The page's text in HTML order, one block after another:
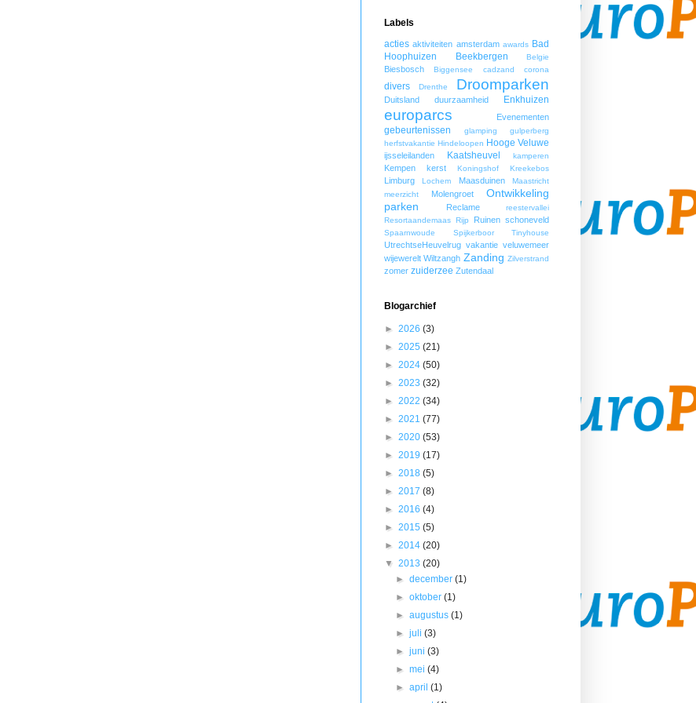
Labels
acties aktiviteiten amsterdam awards Bad
Hoophuizen
Beekbergen Belgie
Biesbosch Biggensee cadzand corona
divers Drenthe Droomparken
Duitsland duurzaamheid Enkhuizen
europarcs Evenementen
gebeurtenissen glamping
gulperberg
herfstvakantie Hindeloopen Hooge Veluwe
ijsseleilanden Kaatsheuvel kamperen
Kempen kerst Koningshof Kreekebos
Limburg Lochem Maasduinen
Maastricht
meerzicht
Molengroet
Ontwikkeling
parken
Reclame
reestervallei
Resortaandemaas Rijp Ruinen schoneveld
Spaarnwoude Spijkerboor Tinyhouse
UtrechtseHeuvelrug vakantie veluwemeer
wijewerelt Wiltzangh Zanding Zilverstrand
zomer zuiderzee Zutendaal
Blogarchief
► 2026 (3)
► 2025 (21)
► 2024 (50)
► 2023 (32)
► 2022 (34)
► 2021 (77)
► 2020 (53)
► 2019 (17)
► 2018 (5)
► 2017 (8)
► 2016 (4)
► 2015 (5)
► 2014 (20)
▼ 2013 (20)
►december(1)
►oktober(1)
►augustus(1)
►juli(3)
►juni(3)
►mei(4)
►april(1)